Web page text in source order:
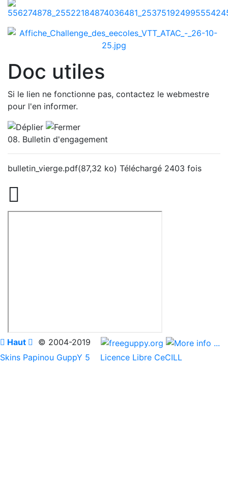
Doc utiles
Si le lien ne fonctionne pas, contactez le webmestre
pour l'en informer.
08. Bulletin d'engagement
bulletin_vierge.pdf(87,32 ko) Téléchargé 2403 fois

 Haut  © 2004-2019
Skins Papinou GuppY 5
Licence Libre CeCILL